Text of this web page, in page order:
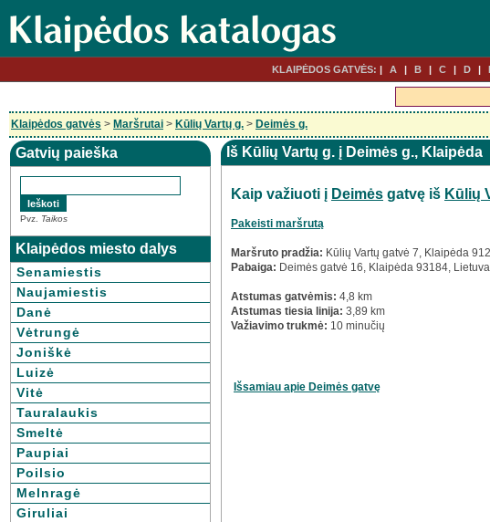
KLAIPĖDOS GATVĖS: A B C D
Klaipėdos gatvės > Maršrutai > Kūlių Vartų g. > Deimės g.
Gatvių paieška
Pvz. Taikos
Klaipėdos miesto dalys
Senamiestis
Naujamiestis
Danė
Vėtrungė
Joniškė
Luizė
Vitė
Tauralaukis
Smeltė
Paupiai
Poilsio
Melnragė
Giruliai
Iš Kūlių Vartų g. į Deimės g., Klaipėda
Kaip važiuoti į Deimės gatvę iš Kūlių
Pakeisti maršrutą
Maršruto pradžia: Kūlių Vartų gatvė 7, Klaipėda
Pabaiga: Deimės gatvė 16, Klaipėda 93184,
Atstumas gatvėmis: 4,8 km
Atstumas tiesia linija: 3,89 km
Važiavimo trukmė: 10 minučių
Išsamiau apie Deimės gatvę